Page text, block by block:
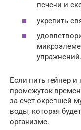
печени и
укрепить
упражнений.
Если пить гейнер
промежуток
за счет окрепшей
воды, которая
организме.